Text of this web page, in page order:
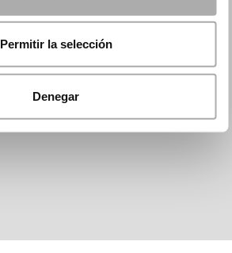
Permitir la selección
Denegar